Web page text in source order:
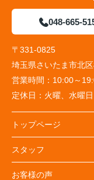
048-665-
〒331-0825
埼玉県さいたま市北
営業時間： 10:00～
定休日： 火曜、水曜日
トップページ
スタッフ
お客様の声